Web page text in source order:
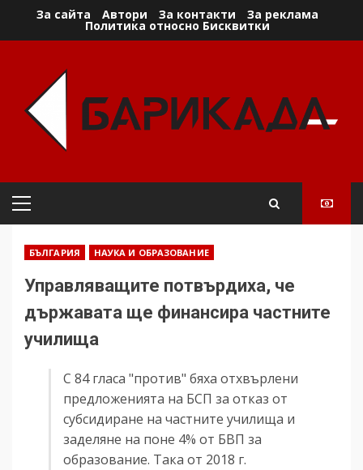
За сайта Автори За контакти За реклама
Политика относно Бисквитки
Primary
БЪЛГАРИЯ НАУКА И ОБРАЗОВАНИЕ
Управляващите потвърдиха, че
държавата ще финансира частните
училища
С 84 гласа "против" бяха отхвърлени
предложенията на БСП за отказ от
субсидиране на частните училища и
заделяне на поне 4% от БВП за
образование. Така от 2018 г.